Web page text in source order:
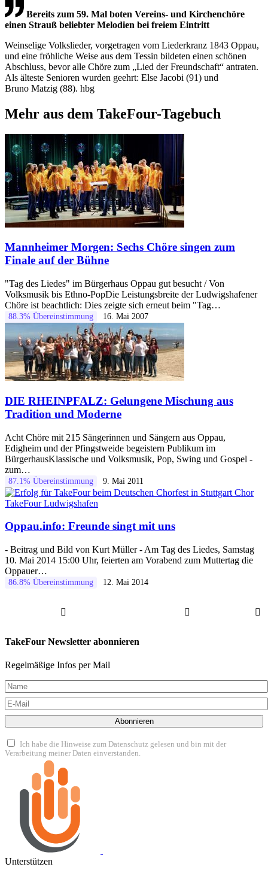
Bereits zum 59. Mal boten Vereins- und Kirchenchöre
einen Strauß beliebter Melodien bei freiem Eintritt
Weinselige Volkslieder, vorgetragen vom Liederkranz 1843 Oppau,
und eine fröhliche Weise aus dem Tessin bildeten einen schönen
Abschluss, bevor alle Chöre zum „Lied der Freundschaft“ antraten.
Als älteste Senioren wurden geehrt: Else Jacobi (91) und
Bruno Matzig (88). hbg
Mehr aus dem TakeFour-Tagebuch
Mannheimer Morgen: Sechs Chöre singen zum
Finale auf der Bühne
"Tag des Liedes" im Bürgerhaus Oppau gut besucht / Von
Volksmusik bis Ethno-PopDie Leistungsbreite der Ludwigshafener
Chöre ist beachtlich: Dies zeigte sich erneut beim "Tag…
88.3% Übereinstimmung 16. Mai 2007
DIE RHEINPFALZ: Gelungene Mischung aus
Tradition und Moderne
Acht Chöre mit 215 Sängerinnen und Sängern aus Oppau,
Edigheim und der Pfingstweide begeistern Publikum im
BürgerhausKlassische und Volksmusik, Pop, Swing und Gospel -
zum…
87.1% Übereinstimmung 9. Mai 2011
Oppau.info: Freunde singt mit uns
- Beitrag und Bild von Kurt Müller - Am Tag des Liedes, Samstag
10. Mai 2014 15:00 Uhr, feierten am Vorabend zum Muttertag die
Oppauer…
86.8% Übereinstimmung 12. Mai 2014
TakeFour Newsletter abonnieren
Regelmäßige Infos per Mail
Abonnieren
Ich habe die Hinweise zum Datenschutz gelesen und bin mit der
Verarbeitung meiner Daten einverstanden.
Unterstützen